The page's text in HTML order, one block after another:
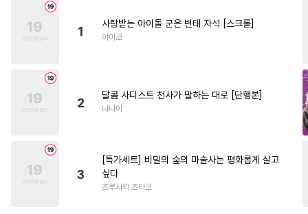
1
사랑받는 아이돌 군은 변태 자석 [스크롤]
야이코
2
달콤 사디스트 천사가 말하는 대로 [단행본]
나나이
3
[특가세트] 비밀의 숲의 마술사는 평화롭게 살고
싶다
츠루사와 츠타코